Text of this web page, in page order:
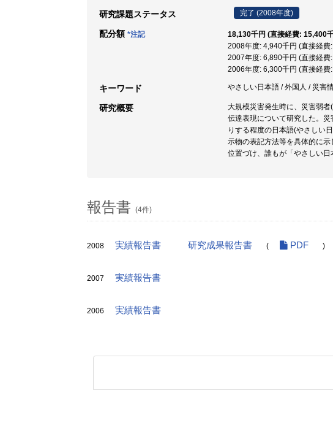
研究課題ステータス 完了 (2008年度)
配分額 *注記
18,130千円 (直接経費: 15,400
2008年度: 4,940千円 (直接経
2007年度: 6,890千円 (直接経
2006年度: 6,300千円 (直接経費
キーワード やさしい日本語 / 外国人 / 災害
研究概要
大規模災害発生時に、災害弱
伝達表現について研究した。
りする程度の日本語(やさしい
示物の表記方法等を具体的に
位置づけ、誰もが「やさしい日
報告書 (4件)
2008 実績報告書 研究成果報告書 ( PDF )
2007 実績報告書
2006 実績報告書